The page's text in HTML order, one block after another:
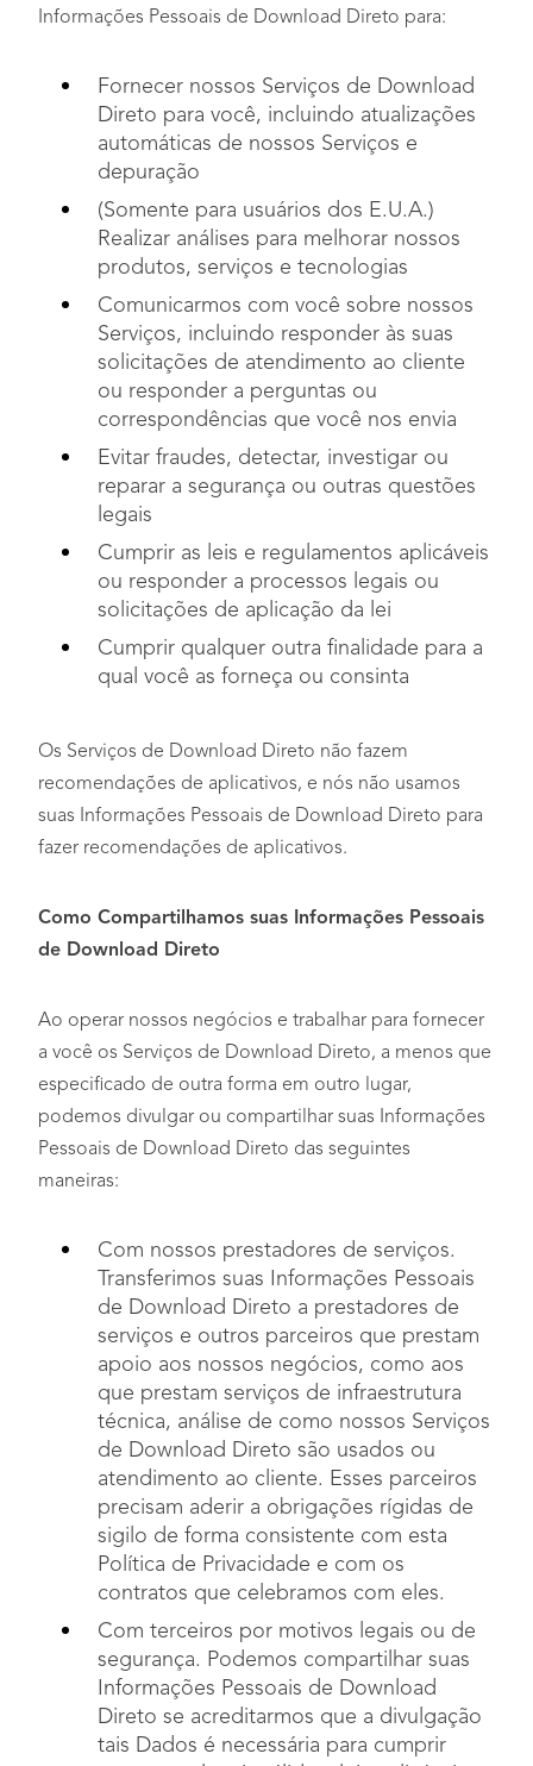
Informações Pessoais de Download Direto para:
Fornecer nossos Serviços de Download
Direto para você, incluindo atualizações
automáticas de nossos Serviços e
depuração
(Somente para usuários dos E.U.A.)
Realizar análises para melhorar nossos
produtos, serviços e tecnologias
Comunicarmos com você sobre nossos
Serviços, incluindo responder às suas
solicitações de atendimento ao cliente
ou responder a perguntas ou
correspondências que você nos envia
Evitar fraudes, detectar, investigar ou
reparar a segurança ou outras questões
legais
Cumprir as leis e regulamentos aplicáveis
ou responder a processos legais ou
solicitações de aplicação da lei
Cumprir qualquer outra finalidade para a
qual você as forneça ou consinta
Os Serviços de Download Direto não fazem
recomendações de aplicativos, e nós não usamos
suas Informações Pessoais de Download Direto para
fazer recomendações de aplicativos.
Como Compartilhamos suas Informações Pessoais
de Download Direto
Ao operar nossos negócios e trabalhar para fornecer
a você os Serviços de Download Direto, a menos que
especificado de outra forma em outro lugar,
podemos divulgar ou compartilhar suas Informações
Pessoais de Download Direto das seguintes
maneiras:
Com nossos prestadores de serviços.
Transferimos suas Informações Pessoais
de Download Direto a prestadores de
serviços e outros parceiros que prestam
apoio aos nossos negócios, como aos
que prestam serviços de infraestrutura
técnica, análise de como nossos Serviços
de Download Direto são usados ou
atendimento ao cliente. Esses parceiros
precisam aderir a obrigações rígidas de
sigilo de forma consistente com esta
Política de Privacidade e com os
contratos que celebramos com eles.
Com terceiros por motivos legais ou de
segurança. Podemos compartilhar suas
Informações Pessoais de Download
Direto se acreditarmos que a divulgação
tais Dados é necessária para cumprir